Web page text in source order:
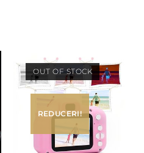
OUT OF STOCK
REDUCERI!